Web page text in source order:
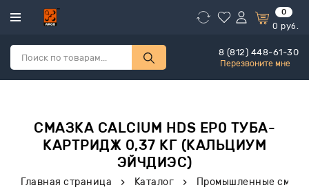
0
0 руб.
8 (812) 448-61-30
Перезвоните мне
СМАЗКА CALCIUM HDS EP0 ТУБА-
КАРТРИДЖ 0,37 КГ (КАЛЬЦИУМ
ЭЙЧДИЭС)
Главная страница Каталог Промышленные